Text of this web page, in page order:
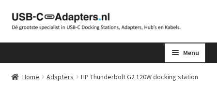
Ga
navigatie
Ga
inhoud
Menu
Home Adapters
HP Thunderbolt G2 120W docking station